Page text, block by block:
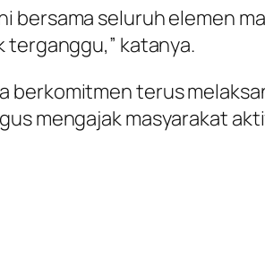
bersama seluruh elemen
terganggu,” katanya.
berkomitmen terus
mengajak masyarakat